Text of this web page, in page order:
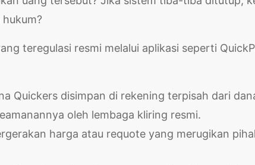
teregulasi resmi melalui aplikasi seperti
Quickers disimpan di rekening terpisah dari
oleh lembaga kliring resmi.
harga atau requote yang merugikan